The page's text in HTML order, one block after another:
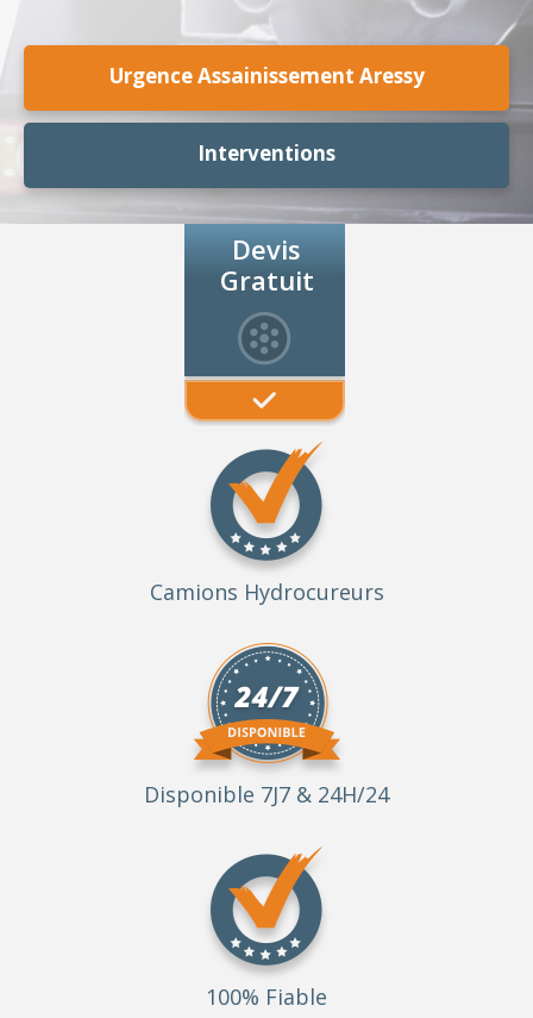
Urgence Assainissement Aressy
Interventions
Devis
Gratuit
Camions Hydrocureurs
Disponible 7J7 & 24H/24
100% Fiable